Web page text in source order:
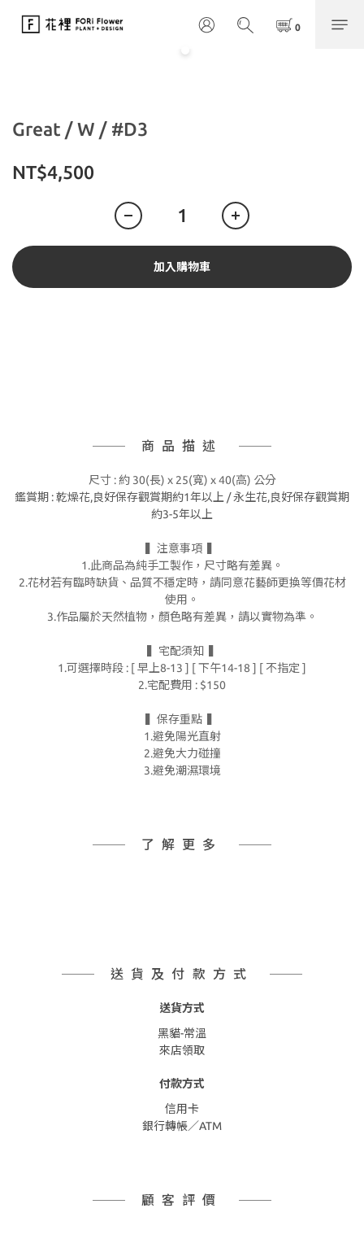
Great / W / #D3
NT$4,500
加入購物車
商品描述
尺寸 : 約 30(長) x 25(寬) x 40(高) 公分
鑑賞期 : 乾燥花,良好保存觀賞期約1年以上 /永生花,良好保存觀賞期
約3-5年以上
▍注意事項 ▍
1.此商品為純手工製作，尺寸略有差異。
2.花材若有臨時缺貨、品質不穩定時，請同意花藝師更換等價花材
使用。
3.作品屬於天然植物，顏色略有差異，請以實物為準。
▍宅配須知 ▍
1.可選擇時段 : [ 早上8-13 ] [ 下午14-18 ] [ 不指定 ]
2.宅配費用 : $150
▍保存重點 ▍
1.避免陽光直射
2.避免大力碰撞
3.避免潮濕環境
了解更多
送貨及付款方式
送貨方式
黑貓-常溫
來店領取
付款方式
信用卡
銀行轉帳／ATM
顧客評價